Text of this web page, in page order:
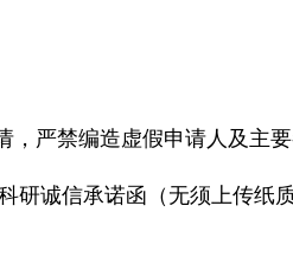
禁编造虚假申请人及主
诚信承诺函（无须上传纸质